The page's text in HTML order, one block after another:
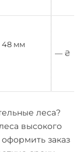
48 мм
— ₴
леса?
высокого
заказ